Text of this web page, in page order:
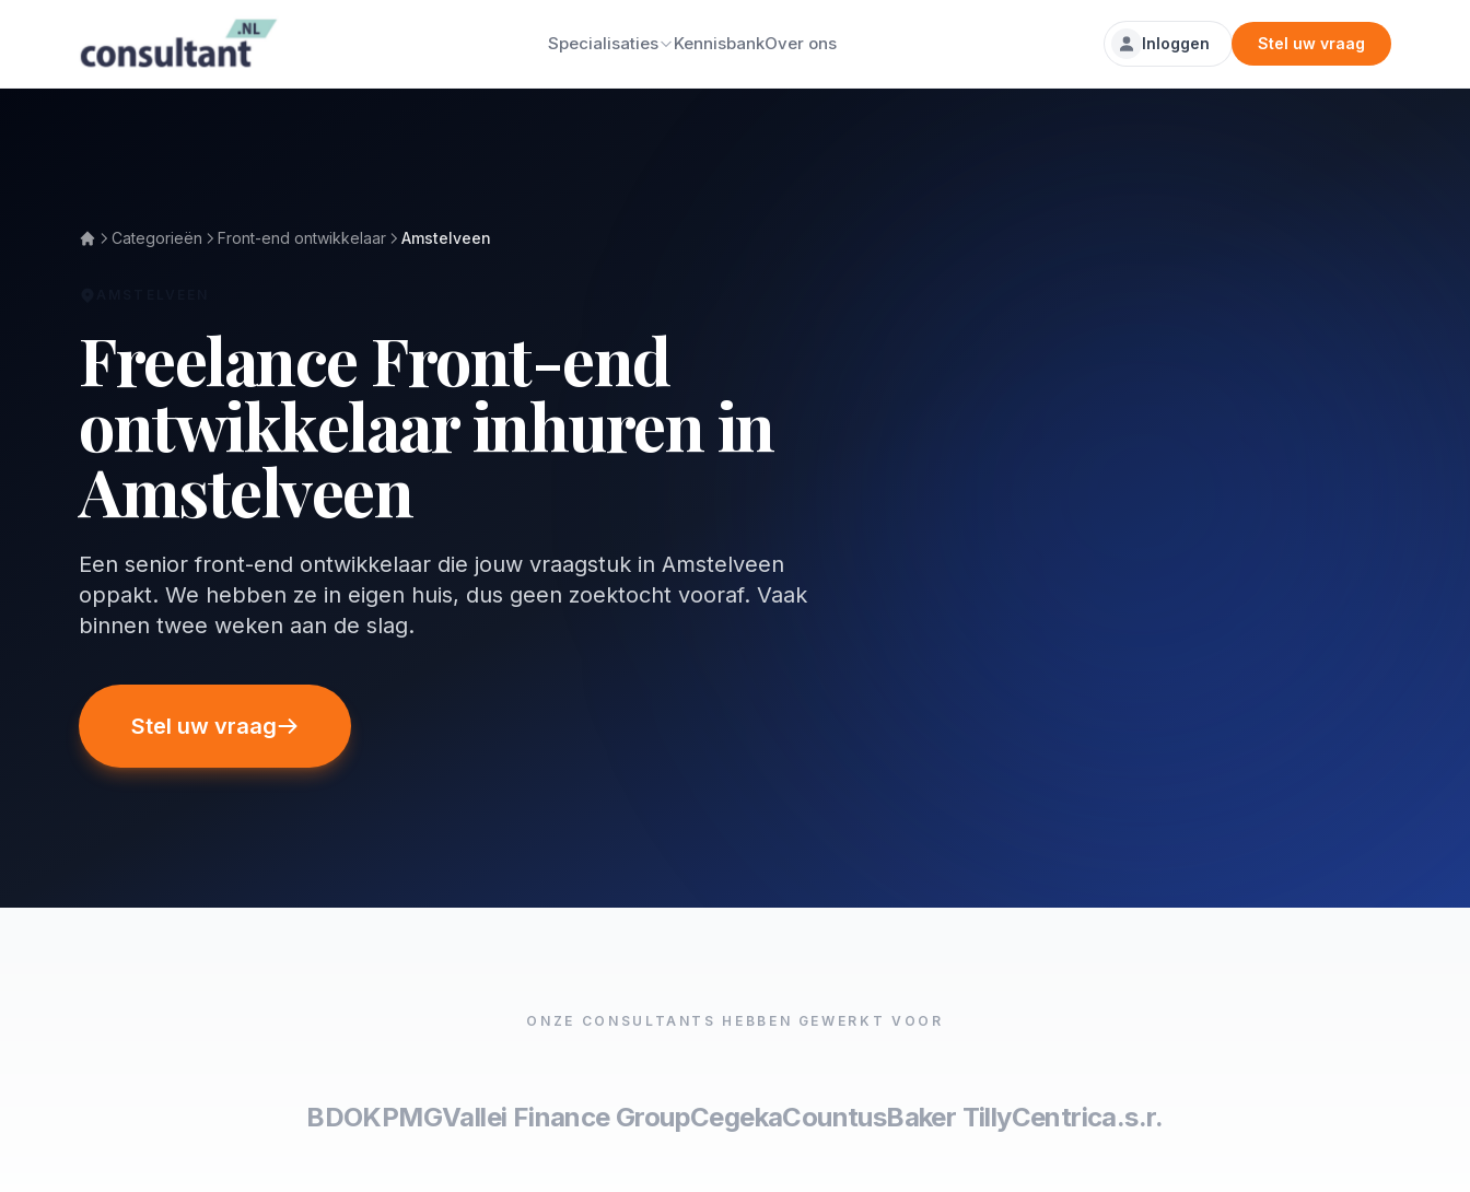
Specialisaties KennisbankOver ons Inloggen Stel uw vraag
Categorieën Front-end ontwikkelaar Amstelveen
Freelance Front-end
ontwikkelaar inhuren in
Amstelveen
Een senior front-end ontwikkelaar die jouw vraagstuk in Amstelveen
oppakt. We hebben ze in eigen huis, dus geen zoektocht vooraf. Vaak
binnen twee weken aan de slag.
Stel uw vraag
ONZE CONSULTANTS HEBBEN GEWERKT VOOR
BDOKPMGVallei Finance GroupCegekaCountusBaker TillyCentrica.s.r.